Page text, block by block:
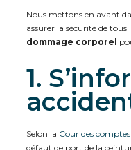
Nous mettons en avant
assurer la sécurité de
dommage corporel
1.
Selon la Cour des
défaut de port de la